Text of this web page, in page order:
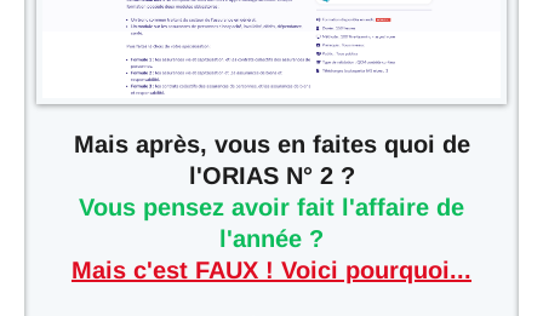
Mais après, vous en faites quoi de
l'ORIAS N° 2 ?
Vous pensez avoir fait l'affaire de
l'année ?
Mais c'est FAUX ! Voici pourquoi...